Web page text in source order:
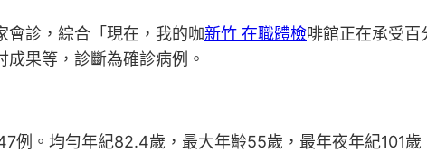
診，綜合「現在，我的咖新竹 在職體檢啡館正在承受
果等，診斷為確診病例。
均勻年紀82.4歲，最大年齡55歲，最年夜年紀101歲